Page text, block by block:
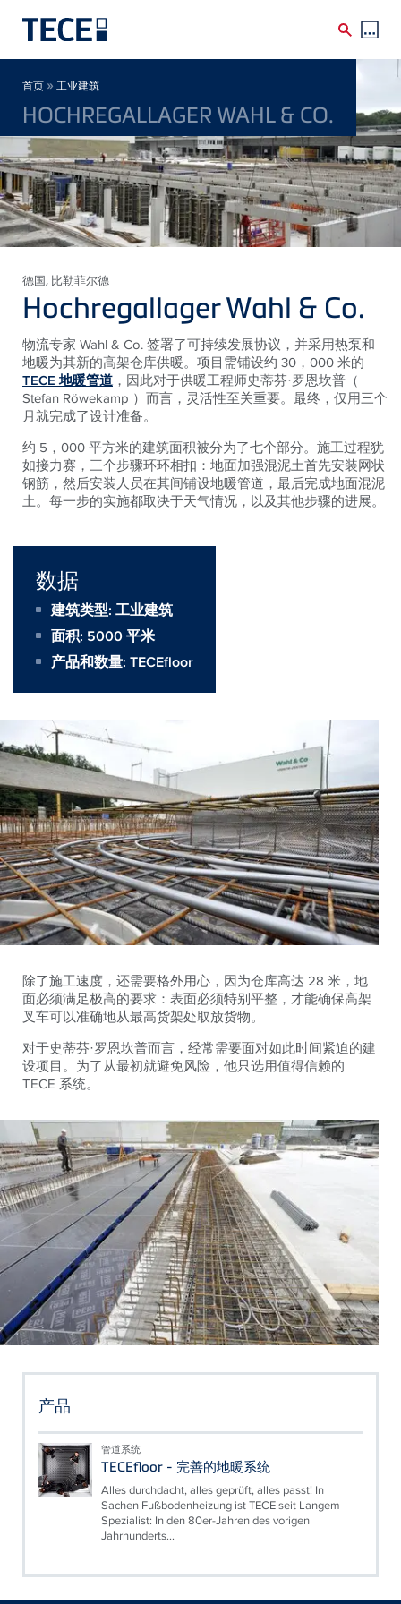
Breadcrumb
首页 » 工业建筑
HOCHREGALLAGER WAHL & CO.
德国, 比勒菲尔德
Hochregallager Wahl & Co.
物流专家 Wahl & Co. 签署了可持续发展协议，并采用热泵和
地暖为其新的高架仓库供暖。项目需铺设约 30，000 米的
TECE 地暖管道 ，因此对于供暖工程师史蒂芬·罗恩坎普（
Stefan Röwekamp ）而言，灵活性至关重要。最终，仅用三个
月就完成了设计准备。
约 5，000 平方米的建筑面积被分为了七个部分。施工过程犹
如接力赛，三个步骤环环相扣：地面加强混泥土首先安装网状
钢筋，然后安装人员在其间铺设地暖管道，最后完成地面混泥
土。每一步的实施都取决于天气情况，以及其他步骤的进展。
数据
建筑类型: 工业建筑
面积: 5000 平米
产品和数量: TECEfloor
除了施工速度，还需要格外用心，因为仓库高达 28 米，地
面必须满足极高的要求：表面必须特别平整，才能确保高架
叉车可以准确地从最高货架处取放货物。
对于史蒂芬·罗恩坎普而言，经常需要面对如此时间紧迫的建
设项目。为了从最初就避免风险，他只选用值得信赖的
TECE 系统。
产品
管道系统
TECEfloor - 完善的地暖系统
Alles durchdacht, alles geprüft, alles passt! In
Sachen Fußbodenheizung ist TECE seit Langem
Spezialist: In den 80er-Jahren des vorigen
Jahrhunderts...